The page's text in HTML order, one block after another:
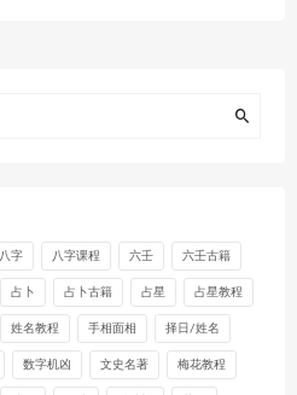
八字 八字课程 六壬 六壬古籍
占卜 占卜古籍 占星 占星教程
姓名教程 手相面相 择日/姓名
数字机凶 文史名著 梅花教程